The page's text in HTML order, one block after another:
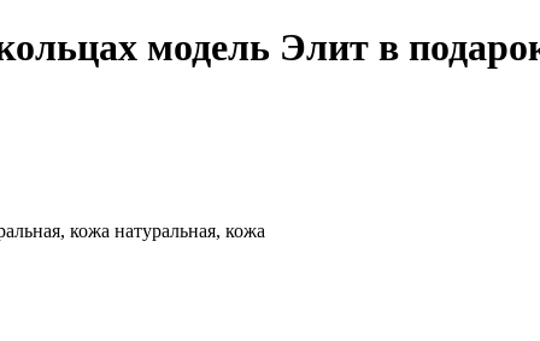
модель Элит в
кожа натуральная, кожа